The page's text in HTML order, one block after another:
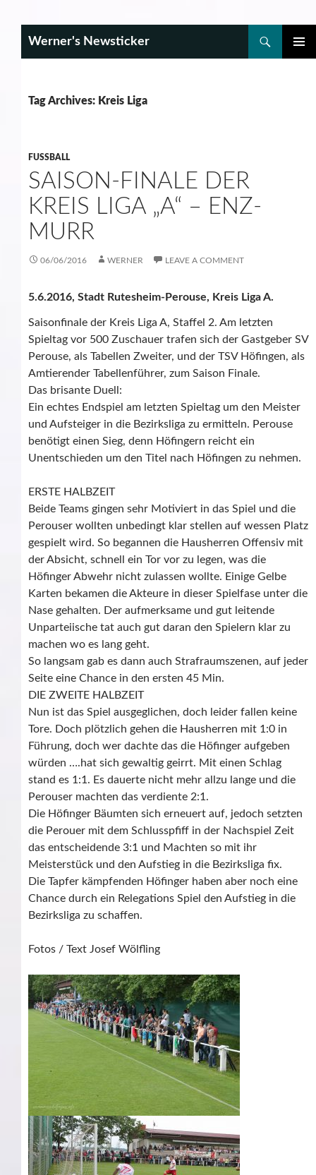
Werner's Newsticker
Tag Archives: Kreis Liga
FUSSBALL
SAISON-FINALE DER
KREIS LIGA „A“ – ENZ-
MURR
06/06/2016 WERNER LEAVE A COMMENT
5.6.2016, Stadt Rutesheim-Perouse, Kreis Liga A.
Saisonfinale der Kreis Liga A, Staffel 2. Am letzten
Spieltag vor 500 Zuschauer trafen sich der Gastgeber SV
Perouse, als Tabellen Zweiter, und der TSV Höfingen, als
Amtierender Tabellenführer, zum Saison Finale.
Das brisante Duell:
Ein echtes Endspiel am letzten Spieltag um den Meister
und Aufsteiger in die Bezirksliga zu ermitteln. Perouse
benötigt einen Sieg, denn Höfingern reicht ein
Unentschieden um den Titel nach Höfingen zu nehmen.
ERSTE HALBZEIT
Beide Teams gingen sehr Motiviert in das Spiel und die
Perouser wollten unbedingt klar stellen auf wessen Platz
gespielt wird. So begannen die Hausherren Offensiv mit
der Absicht, schnell ein Tor vor zu legen, was die
Höfinger Abwehr nicht zulassen wollte. Einige Gelbe
Karten bekamen die Akteure in dieser Spielfase unter die
Nase gehalten. Der aufmerksame und gut leitende
Unparteiische tat auch gut daran den Spielern klar zu
machen wo es lang geht.
So langsam gab es dann auch Strafraumszenen, auf jeder
Seite eine Chance in den ersten 45 Min.
DIE ZWEITE HALBZEIT
Nun ist das Spiel ausgeglichen, doch leider fallen keine
Tore. Doch plötzlich gehen die Hausherren mit 1:0 in
Führung, doch wer dachte das die Höfinger aufgeben
würden ….hat sich gewaltig geirrt. Mit einen Schlag
stand es 1:1. Es dauerte nicht mehr allzu lange und die
Perouser machten das verdiente 2:1.
Die Höfinger Bäumten sich erneuert auf, jedoch setzten
die Perouer mit dem Schlusspfiff in der Nachspiel Zeit
das entscheidende 3:1 und Machten so mit ihr
Meisterstück und den Aufstieg in die Bezirksliga fix.
Die Tapfer kämpfenden Höfinger haben aber noch eine
Chance durch ein Relegations Spiel den Aufstieg in die
Bezirksliga zu schaffen.
Fotos / Text Josef Wölfling